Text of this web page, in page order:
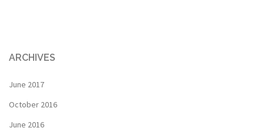
ARCHIVES
June 2017
October 2016
June 2016